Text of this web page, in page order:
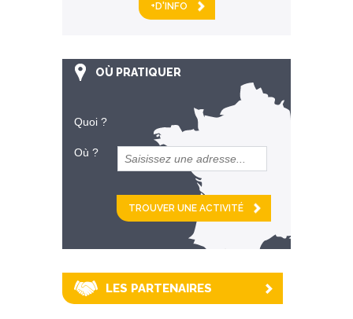
+D'INFO
OÙ PRATIQUER
Quoi ?
Où ?
et
km alentour
LES PARTENAIRES